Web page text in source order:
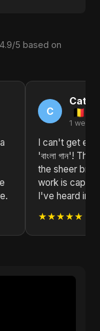
5 based on
C
1 week
I can't get
'বাংলা গান'!
the sheer
work is
I've heard in
★★★★★